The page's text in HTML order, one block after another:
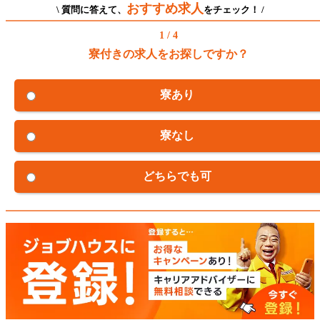
\ 質問に答えて、 おすすめ求人 をチェック！ /
1 / 4
寮付きの求人をお探しですか？
寮あり
寮なし
どちらでも可